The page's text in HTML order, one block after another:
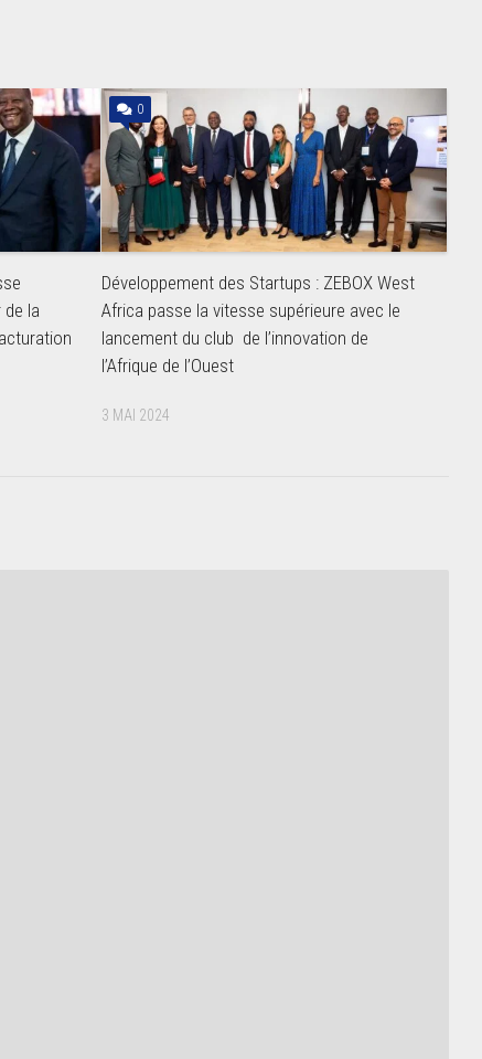
la
0
Développement des Startups : ZEBOX West
Africa passe la vitesse supérieure avec le
lancement du club de l’innovation de
l’Afrique de l’Ouest
3 MAI 2024